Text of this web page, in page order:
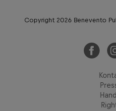
Copyright 2026 Benevento